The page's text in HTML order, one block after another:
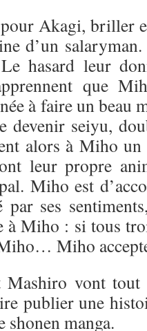
Akagi, briller
d’un
hasard leur
que
à faire un beau
devenir seiyu,
alors à Miho
leur propre
Miho est
par ses
à Miho : si tous
Miho
vont
publier une
shonen manga.